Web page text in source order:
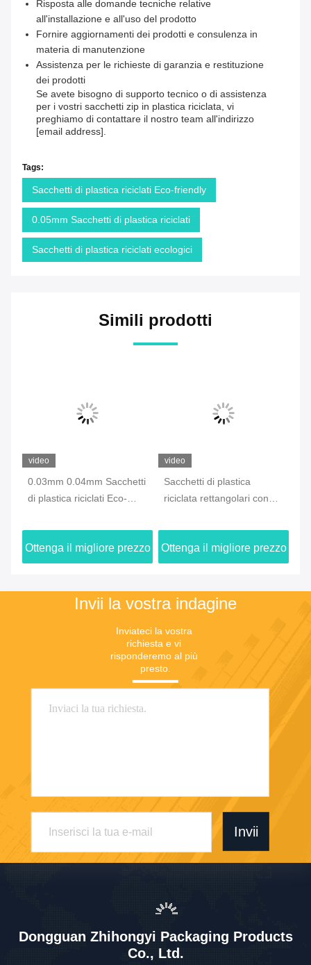
Risposta alle domande tecniche relative
all'installazione e all'uso del prodotto
Fornire aggiornamenti dei prodotti e consulenza in
materia di manutenzione
Assistenza per le richieste di garanzia e restituzione
dei prodotti
Se avete bisogno di supporto tecnico o di assistenza
per i vostri sacchetti zip in plastica riciclata, vi
preghiamo di contattare il nostro team all'indirizzo
[email address].
Tags:
Sacchetti di plastica riciclati Eco-friendly
0.05mm Sacchetti di plastica riciclati
Sacchetti di plastica riciclati ecologici
Simili prodotti
video
0.03mm 0.04mm Sacchetti
di plastica riciclati Eco-
Ottenga il migliore prezzo
video
Sacchetti di plastica
riciclata rettangolari con
Ottenga il migliore prezzo
Invii la vostra indagine
Inviateci la vostra
richiesta e vi
risponderemo al più
presto.
Invii
Dongguan Zhihongyi Packaging Products
Co., Ltd.